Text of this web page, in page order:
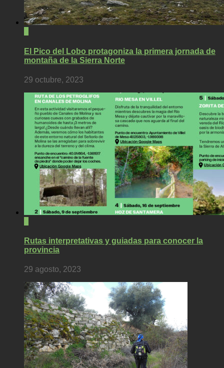
El Pico del Lobo protagoniza la primera jornada de
montaña de la Sierra Norte
29 octubre, 2023
Rutas interpretativas y guiadas para conocer la
provincia
29 agosto, 2023